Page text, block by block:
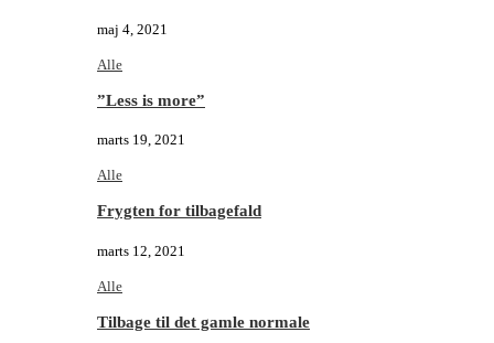
maj 4, 2021
Alle
”Less is more”
marts 19, 2021
Alle
Frygten for tilbagefald
marts 12, 2021
Alle
Tilbage til det gamle normale